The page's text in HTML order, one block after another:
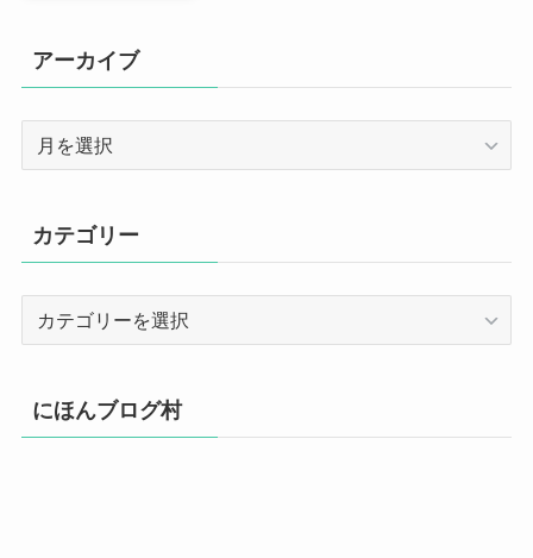
アーカイブ
ブ
カテゴリー
リ
ー
にほんブログ村